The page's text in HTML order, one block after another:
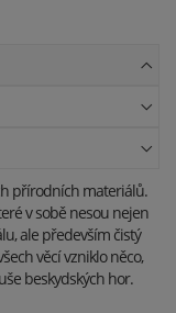
přírodních materiálů.
v sobě nesou nejen
ale především čistý
věcí vzniklo něco,
beskydských hor.